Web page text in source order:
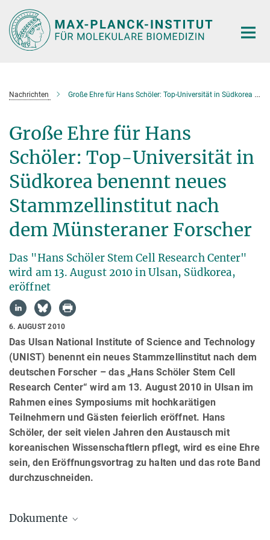
Hauptinhalt
Nachrichten Große Ehre für Hans Schöler: Top-Universität in Südkorea benennt neues Stammzellinstitut nach dem Münsteraner Forscher
Große Ehre für Hans
Schöler: Top-Universität in
Südkorea benennt neues
Stammzellinstitut nach
dem Münsteraner Forscher
Das "Hans Schöler Stem Cell Research Center"
wird am 13. August 2010 in Ulsan, Südkorea,
eröffnet
6. AUGUST 2010
Das Ulsan National Institute of Science and Technology
(UNIST) benennt ein neues Stammzellinstitut nach dem
deutschen Forscher – das „Hans Schöler Stem Cell
Research Center“ wird am 13. August 2010 in Ulsan im
Rahmen eines Symposiums mit hochkarätigen
Teilnehmern und Gästen feierlich eröffnet. Hans
Schöler, der seit vielen Jahren den Austausch mit
koreanischen Wissenschaftlern pflegt, wird es eine Ehre
sein, den Eröffnungsvortrag zu halten und das rote Band
durchzuschneiden.
Dokumente